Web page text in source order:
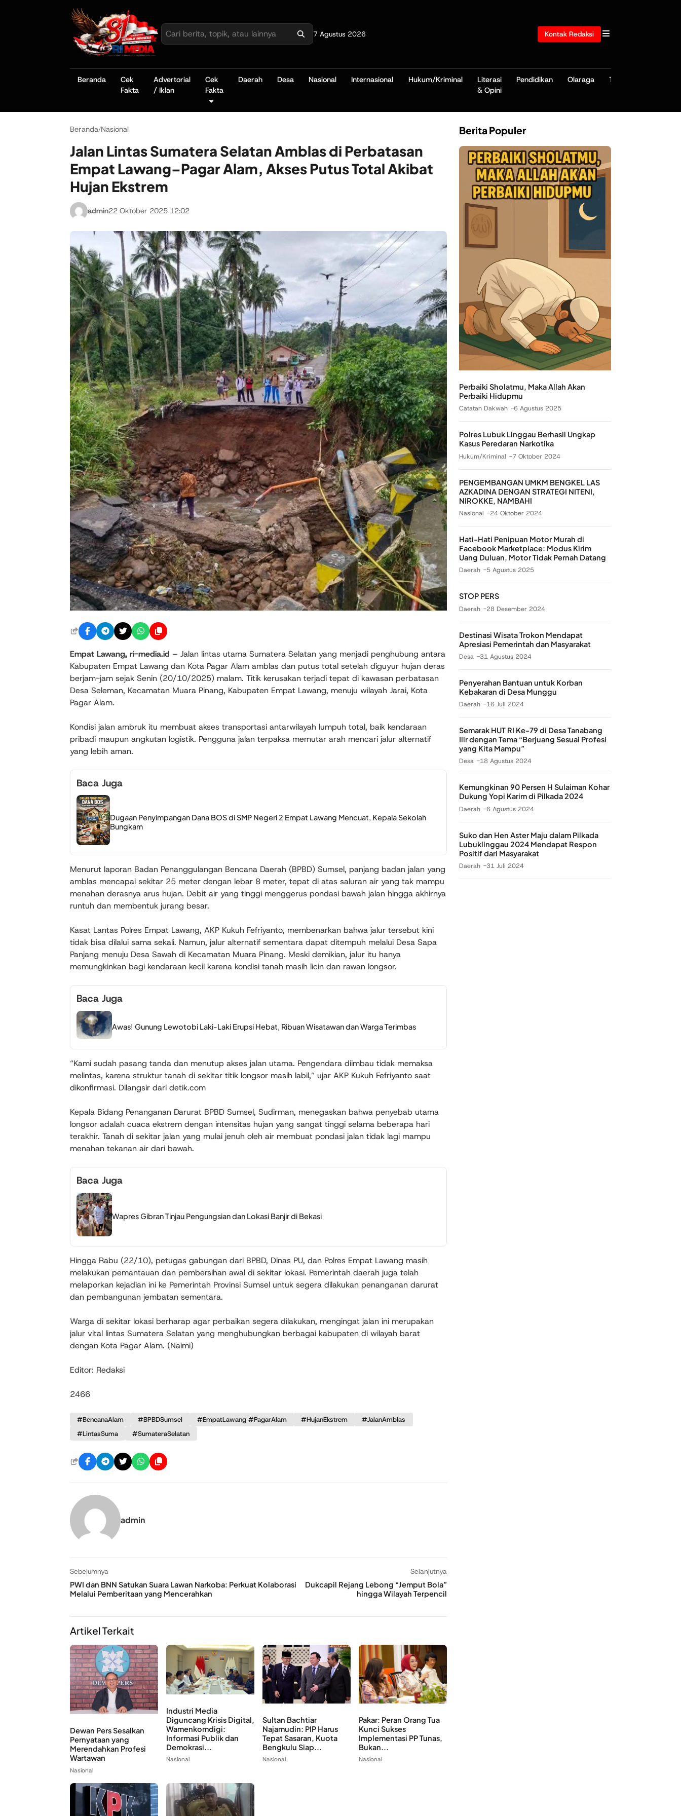
7 Agustus 2026 Kontak Redaksi
Beranda
Cek
Fakta
Advertorial
/ Iklan
Cek
Fakta
Daerah Desa Nasional Internasional Hukum/Kriminal
Literasi
& Opini
Pendidikan Olaraga TNI/POLRI
Beranda/Nasional
Jalan Lintas Sumatera Selatan Amblas di Perbatasan
Empat Lawang–Pagar Alam, Akses Putus Total Akibat
Hujan Ekstrem
admin22 Oktober 2025 12:02
Empat Lawang, ri-media.id – Jalan lintas utama Sumatera Selatan yang menjadi penghubung antara
Kabupaten Empat Lawang dan Kota Pagar Alam amblas dan putus total setelah diguyur hujan deras
berjam-jam sejak Senin (20/10/2025) malam. Titik kerusakan terjadi tepat di kawasan perbatasan
Desa Seleman, Kecamatan Muara Pinang, Kabupaten Empat Lawang, menuju wilayah Jarai, Kota
Pagar Alam.
Kondisi jalan ambruk itu membuat akses transportasi antarwilayah lumpuh total, baik kendaraan
pribadi maupun angkutan logistik. Pengguna jalan terpaksa memutar arah mencari jalur alternatif
yang lebih aman.
Baca Juga
Dugaan Penyimpangan Dana BOS di SMP Negeri 2 Empat Lawang Mencuat, Kepala Sekolah
Bungkam
Menurut laporan Badan Penanggulangan Bencana Daerah (BPBD) Sumsel, panjang badan jalan yang
amblas mencapai sekitar 25 meter dengan lebar 8 meter, tepat di atas saluran air yang tak mampu
menahan derasnya arus hujan. Debit air yang tinggi menggerus pondasi bawah jalan hingga akhirnya
runtuh dan membentuk jurang besar.
Kasat Lantas Polres Empat Lawang, AKP Kukuh Fefriyanto, membenarkan bahwa jalur tersebut kini
tidak bisa dilalui sama sekali. Namun, jalur alternatif sementara dapat ditempuh melalui Desa Sapa
Panjang menuju Desa Sawah di Kecamatan Muara Pinang. Meski demikian, jalur itu hanya
memungkinkan bagi kendaraan kecil karena kondisi tanah masih licin dan rawan longsor.
Baca Juga
Awas! Gunung Lewotobi Laki‑Laki Erupsi Hebat, Ribuan Wisatawan dan Warga Terimbas
“Kami sudah pasang tanda dan menutup akses jalan utama. Pengendara diimbau tidak memaksa
melintas, karena struktur tanah di sekitar titik longsor masih labil,” ujar AKP Kukuh Fefriyanto saat
dikonfirmasi. Dilangsir dari detik.com
Kepala Bidang Penanganan Darurat BPBD Sumsel, Sudirman, menegaskan bahwa penyebab utama
longsor adalah cuaca ekstrem dengan intensitas hujan yang sangat tinggi selama beberapa hari
terakhir. Tanah di sekitar jalan yang mulai jenuh oleh air membuat pondasi jalan tidak lagi mampu
menahan tekanan air dari bawah.
Baca Juga
Wapres Gibran Tinjau Pengungsian dan Lokasi Banjir di Bekasi
Hingga Rabu (22/10), petugas gabungan dari BPBD, Dinas PU, dan Polres Empat Lawang masih
melakukan pemantauan dan pembersihan awal di sekitar lokasi. Pemerintah daerah juga telah
melaporkan kejadian ini ke Pemerintah Provinsi Sumsel untuk segera dilakukan penanganan darurat
dan pembangunan jembatan sementara.
Warga di sekitar lokasi berharap agar perbaikan segera dilakukan, mengingat jalan ini merupakan
jalur vital lintas Sumatera Selatan yang menghubungkan berbagai kabupaten di wilayah barat
dengan Kota Pagar Alam. (Naimi)
Editor: Redaksi
2466
#BencanaAlam #BPBDSumsel #EmpatLawang #PagarAlam #HujanEkstrem
#JalanAmblas
#LintasSuma
#SumateraSelatan
admin
Sebelumnya
PWI dan BNN Satukan Suara Lawan Narkoba: Perkuat Kolaborasi
Melalui Pemberitaan yang Mencerahkan
Selanjutnya
Dukcapil Rejang Lebong “Jemput Bola”
hingga Wilayah Terpencil
Artikel Terkait
Dewan Pers Sesalkan
Pernyataan yang
Merendahkan Profesi
Wartawan
Nasional
Industri Media
Diguncang Krisis Digital,
Wamenkomdigi:
Informasi Publik dan
Demokrasi...
Nasional
Sultan Bachtiar
Najamudin: PIP Harus
Tepat Sasaran, Kuota
Bengkulu Siap...
Nasional
Pakar: Peran Orang Tua
Kunci Sukses
Implementasi PP Tunas,
Bukan...
Nasional
Berita Populer
Perbaiki Sholatmu, Maka Allah Akan
Perbaiki Hidupmu
Catatan Dakwah 6 Agustus 2025
Polres Lubuk Linggau Berhasil Ungkap
Kasus Peredaran Narkotika
Hukum/Kriminal 7 Oktober 2024
PENGEMBANGAN UMKM BENGKEL LAS
AZKADINA DENGAN STRATEGI NITENI,
NIROKKE, NAMBAHI
Nasional 24 Oktober 2024
Hati-Hati Penipuan Motor Murah di
Facebook Marketplace: Modus Kirim
Uang Duluan, Motor Tidak Pernah Datang
Daerah 5 Agustus 2025
STOP PERS
Daerah 28 Desember 2024
Destinasi Wisata Trokon Mendapat
Apresiasi Pemerintah dan Masyarakat
Desa 31 Agustus 2024
Penyerahan Bantuan untuk Korban
Kebakaran di Desa Munggu
Daerah 16 Juli 2024
Semarak HUT RI Ke-79 di Desa Tanabang
Ilir dengan Tema “Berjuang Sesuai Profesi
yang Kita Mampu”
Desa 18 Agustus 2024
Kemungkinan 90 Persen H Sulaiman Kohar
Dukung Yopi Karim di Pilkada 2024
Daerah 6 Agustus 2024
Suko dan Hen Aster Maju dalam Pilkada
Lubuklinggau 2024 Mendapat Respon
Positif dari Masyarakat
Daerah 31 Juli 2024